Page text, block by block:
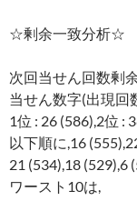
☆剰余一致分析☆
次回当せん回数剰
当せん数字(出現回
1位 : 26 (586),2位 :
以下順に,16
21 (534),18 (529),6
ワースト10は,